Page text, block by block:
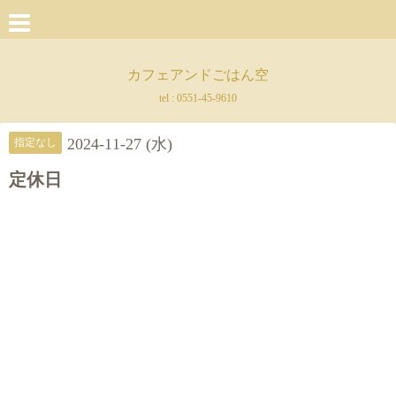
カフェアンドごはん空
tel : 0551-45-9610
指定なし 2024-11-27 (水)
定休日